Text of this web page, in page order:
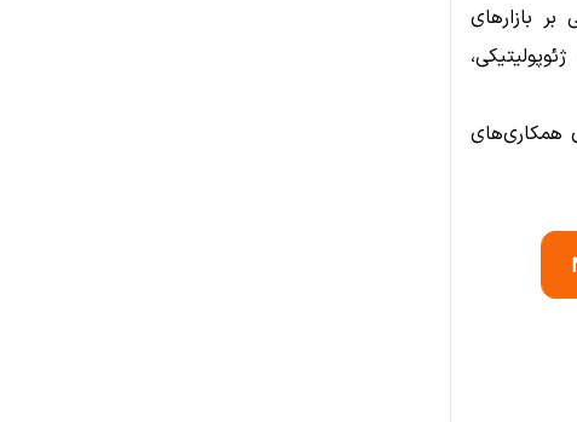
بازارهای
همکاری‌های